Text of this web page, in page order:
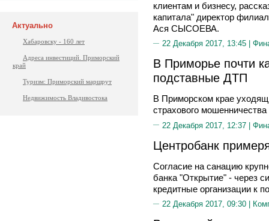
Актуально
Хабаровску - 160 лет
Адреса инвестиций. Приморский
край
Туризм: Приморский маршрут
Недвижимость Владивостока
клиентам и бизнесу,
капитала" директор
Ася СЫСОЕВА.
22 Декабря 2017, 13:45 |
В Приморье почти
подставные ДТП
В Приморском крае
страхового мошенничества
22 Декабря 2017, 12:37 |
Центробанк
Согласие на санацию
банка "Открытие" - через
кредитные организации к
22 Декабря 2017, 09:30 |